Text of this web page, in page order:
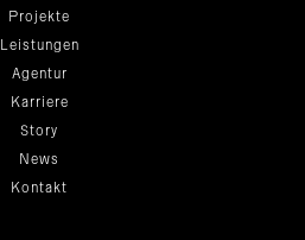
Projekte
Leistungen
Agentur
Karriere
Story
News
Kontakt